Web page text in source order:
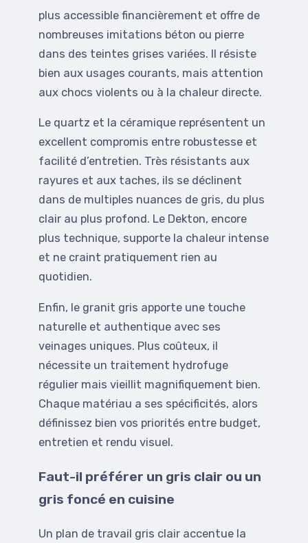
plus accessible financièrement et offre de
nombreuses imitations béton ou pierre
dans des teintes grises variées. Il résiste
bien aux usages courants, mais attention
aux chocs violents ou à la chaleur directe.
Le quartz et la céramique représentent un
excellent compromis entre robustesse et
facilité d’entretien. Très résistants aux
rayures et aux taches, ils se déclinent
dans de multiples nuances de gris, du plus
clair au plus profond. Le Dekton, encore
plus technique, supporte la chaleur intense
et ne craint pratiquement rien au
quotidien.
Enfin, le granit gris apporte une touche
naturelle et authentique avec ses
veinages uniques. Plus coûteux, il
nécessite un traitement hydrofuge
régulier mais vieillit magnifiquement bien.
Chaque matériau a ses spécificités, alors
définissez bien vos priorités entre budget,
entretien et rendu visuel.
Faut-il préférer un gris clair ou un
gris foncé en cuisine
Un plan de travail gris clair accentue la